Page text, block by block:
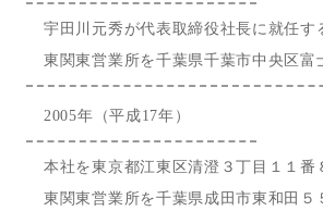
宇田川元秀が代表取締役社長に就任す
東関東営業所を千葉県千葉市中央区
2005年（平成17年）
本社を東京都江東区清澄３丁目１１番
東関東営業所を千葉県成田市東和田５